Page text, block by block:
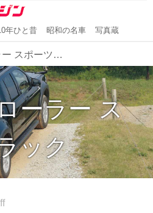
年ひと昔 昭和の名車 写真蔵
エクスプローラー スポーツトラック
ーラー ス
ック